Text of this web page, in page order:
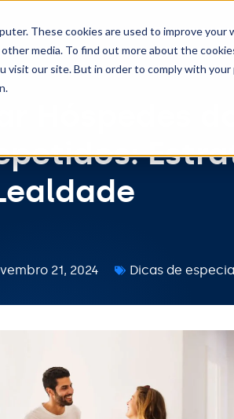
These cookies are used to improve
media. To find out more about the
visit our site. But in order to comply with
Hóspedes
21, 2024 Dicas de